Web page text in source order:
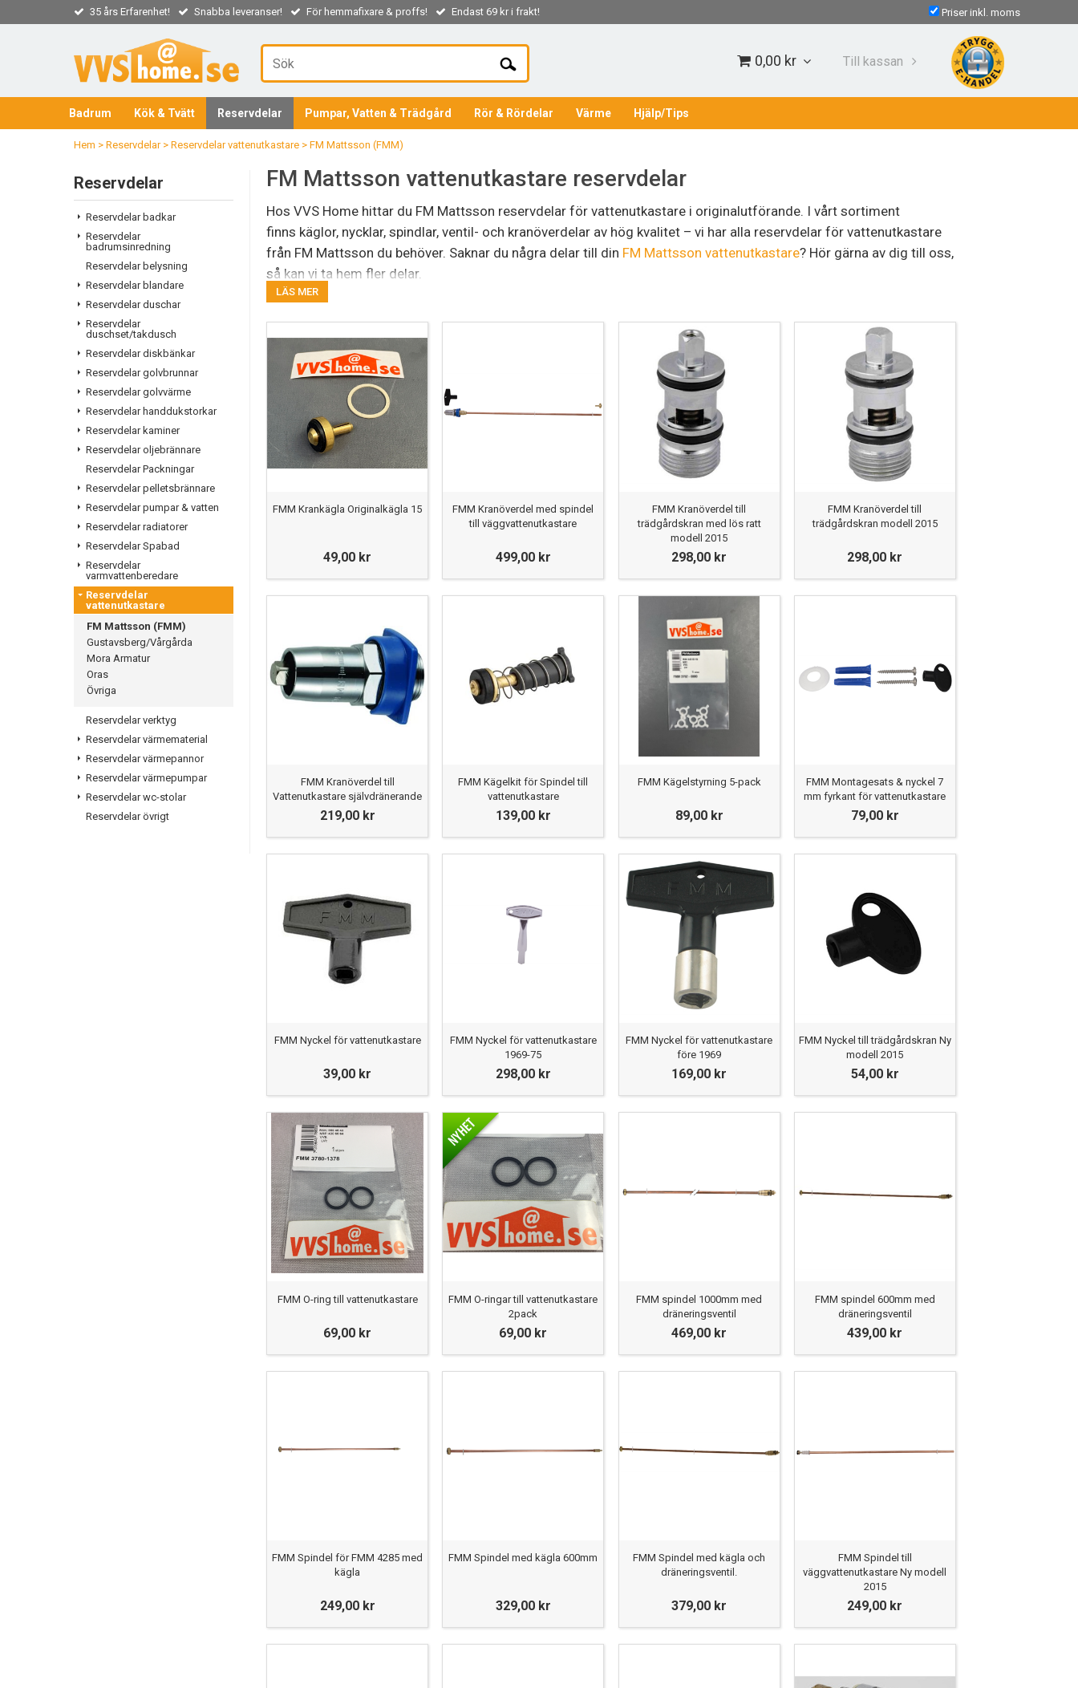
35 års Erfarenhet! Snabba leveranser! För hemmafixare & proffs! Endast 69 kr i frakt! Priser inkl. moms
0,00 kr Till kassan
Badrum Kök & Tvätt Reservdelar Pumpar, Vatten & Trädgård Rör & Rördelar Värme Hjälp/Tips
Hem > Reservdelar> Reservdelar vattenutkastare > FM Mattsson (FMM)
Reservdelar
Reservdelar badkar
Reservdelar
badrumsinredning
Reservdelar belysning
Reservdelar blandare
Reservdelar duschar
Reservdelar
duschset/takdusch
Reservdelar diskbänkar
Reservdelar golvbrunnar
Reservdelar golvvärme
Reservdelar handdukstorkar
Reservdelar kaminer
Reservdelar oljebrännare
Reservdelar Packningar
Reservdelar pelletsbrännare
Reservdelar pumpar & vatten
Reservdelar radiatorer
Reservdelar Spabad
Reservdelar
varmvattenberedare
Reservdelar
vattenutkastare
FM Mattsson (FMM)
Gustavsberg/Vårgårda
Mora Armatur
Oras
Övriga
Reservdelar verktyg
Reservdelar värmematerial
Reservdelar värmepannor
Reservdelar värmepumpar
Reservdelar wc-stolar
Reservdelar övrigt
FM Mattsson vattenutkastare reservdelar
Hos VVS Home hittar du FM Mattsson reservdelar för vattenutkastare i originalutförande. I vårt sortiment
finns käglor, nycklar, spindlar, ventil- och kranöverdelar av hög kvalitet – vi har alla reservdelar för vattenutkastare
från FM Mattsson du behöver. Saknar du några delar till din FM Mattsson vattenutkastare? Hör gärna av dig till oss,
så kan vi ta hem fler delar.
LÄS MER
FMM Krankägla Originalkägla 15
49,00 kr
FMM Kranöverdel med spindel
till väggvattenutkastare
499,00 kr
FMM Kranöverdel till
trädgårdskran med lös ratt
modell 2015
298,00 kr
FMM Kranöverdel till
trädgårdskran modell 2015
298,00 kr
FMM Kranöverdel till
Vattenutkastare självdränerande
219,00 kr
FMM Kägelkit för Spindel till
vattenutkastare
139,00 kr
FMM Kägelstyrning 5-pack
89,00 kr
FMM Montagesats & nyckel 7
mm fyrkant för vattenutkastare
79,00 kr
FMM Nyckel för vattenutkastare
39,00 kr
FMM Nyckel för vattenutkastare
1969-75
298,00 kr
FMM Nyckel för vattenutkastare
före 1969
169,00 kr
FMM Nyckel till trädgårdskran Ny
modell 2015
54,00 kr
FMM O-ring till vattenutkastare
69,00 kr
FMM O-ringar till vattenutkastare
2pack
69,00 kr
FMM spindel 1000mm med
dräneringsventil
469,00 kr
FMM spindel 600mm med
dräneringsventil
439,00 kr
FMM Spindel för FMM 4285 med
kägla
249,00 kr
FMM Spindel med kägla 600mm
329,00 kr
FMM Spindel med kägla och
dräneringsventil.
379,00 kr
FMM Spindel till
väggvattenutkastare Ny modell
2015
249,00 kr